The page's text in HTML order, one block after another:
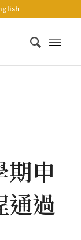
期申
通過